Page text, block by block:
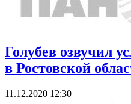
Голубев озвучил
в Ростовской
11.12.2020 12:30